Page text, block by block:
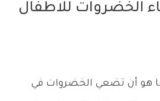
الخضروات للاطفال
هو أن تضعي الخضروات في